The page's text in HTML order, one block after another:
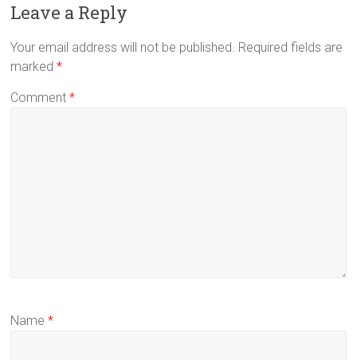
Leave a Reply
Your email address will not be published. Required fields are
marked*
Comment*
Name*